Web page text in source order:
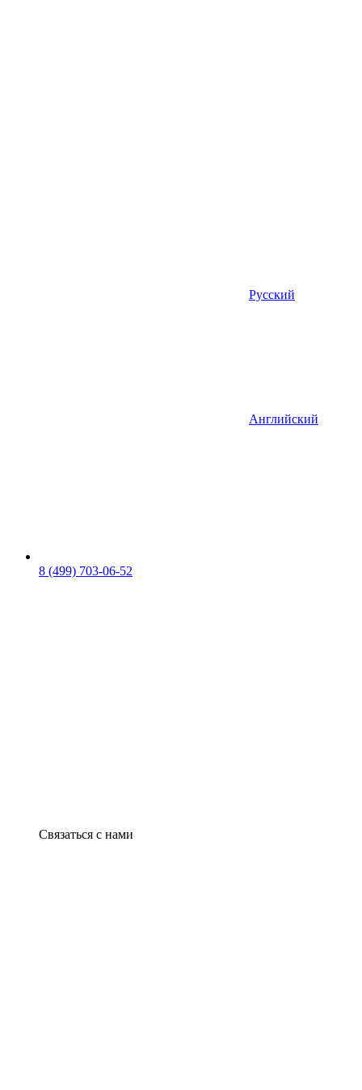
Русский
Английский
8 (499) 703-06-52
Связаться с нами